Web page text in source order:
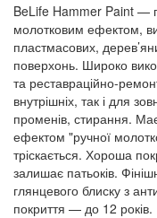
BeLife Hammer Paint —
молотковим ефектом,
пластмасових,
поверхонь. Широко
та реставраційно-
внутрішніх, так і для
променів, стирання.
ефектом "ручної
тріскається. Хороша
залишає патьоків.
глянцевого блиску з
покриття — до 12 років.